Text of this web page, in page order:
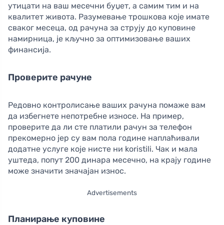
утицати на ваш месечни буџет, а самим тим и на
квалитет живота. Разумевање трошкова које имате
сваког месеца, од рачуна за струју до куповине
намирница, је кључно за оптимизовање ваших
финансија.
Проверите рачуне
Редовно контролисање ваших рачуна помаже вам
да избегнете непотребне износе. На пример,
проверите да ли сте платили рачун за телефон
прекомерно јер су вам пола године наплаћивали
додатне услуге које нисте ни koristili. Чак и мала
уштеда, попут 200 динара месечно, на крају године
може значити значајан износ.
Advertisements
Планирање куповине